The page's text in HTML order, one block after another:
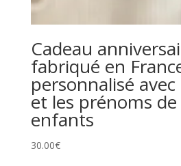
Cadeau
fabriqué en
personnalisé avec
et les prénoms de
enfants
30.00€